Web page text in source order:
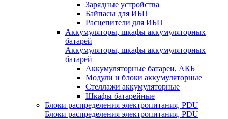
Зарядные устройства
Байпасы для ИБП
Расцепители для ИБП
Аккумуляторы, шкафы аккумуляторных
батарей
Аккумуляторы, шкафы аккумуляторных
батарей
Аккумуляторные батареи, АКБ
Модули и блоки аккумуляторные
Стеллажи аккумуляторные
Шкафы батарейные
Блоки распределения электропитания, PDU
Блоки распределения электропитания, PDU